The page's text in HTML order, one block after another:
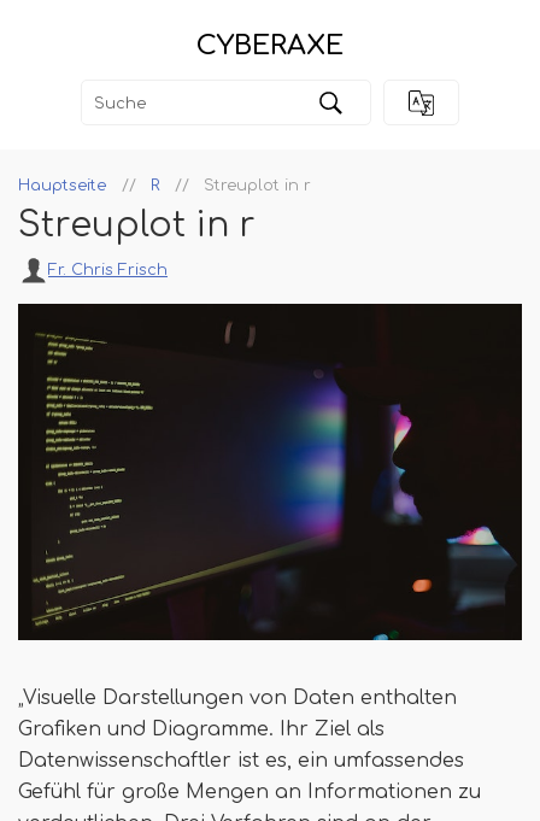
CYBERAXE
Hauptseite R Streuplot in r
Streuplot in r
Fr. Chris Frisch
„Visuelle Darstellungen von Daten enthalten
Grafiken und Diagramme. Ihr Ziel als
Datenwissenschaftler ist es, ein umfassendes
Gefühl für große Mengen an Informationen zu